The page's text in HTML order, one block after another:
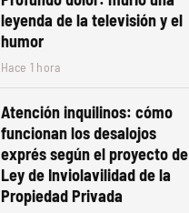
leyenda de la televisión y el
humor
Hace 1 hora
Atención inquilinos: cómo
funcionan los desalojos
exprés según el proyecto de
Ley de Inviolavilidad de la
Propiedad Privada